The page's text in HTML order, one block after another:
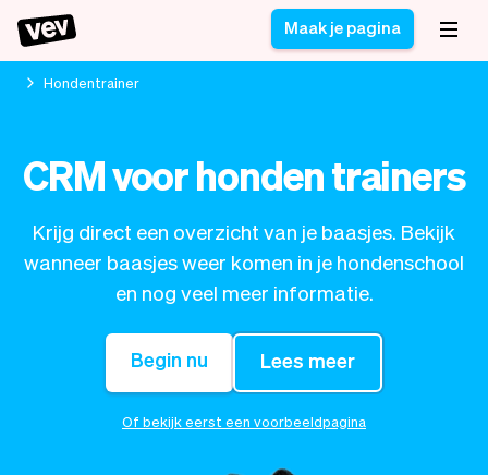
bedrijven
CRM voor MKB
Inschrijfformulier
Bestelsysteem
Software voor
Software voor
afspraken
Verhalen
Nieuwste updates
Analytics
Stijl
Bedrijf
Belasting
Software
Maak je pagina
Hondentrainer
CRM voor honden trainers
Krijg direct een overzicht van je baasjes. Bekijk
wanneer baasjes weer komen in je hondenschool
en nog veel meer informatie.
Begin nu Lees meer
Of bekijk eerst een voorbeeldpagina